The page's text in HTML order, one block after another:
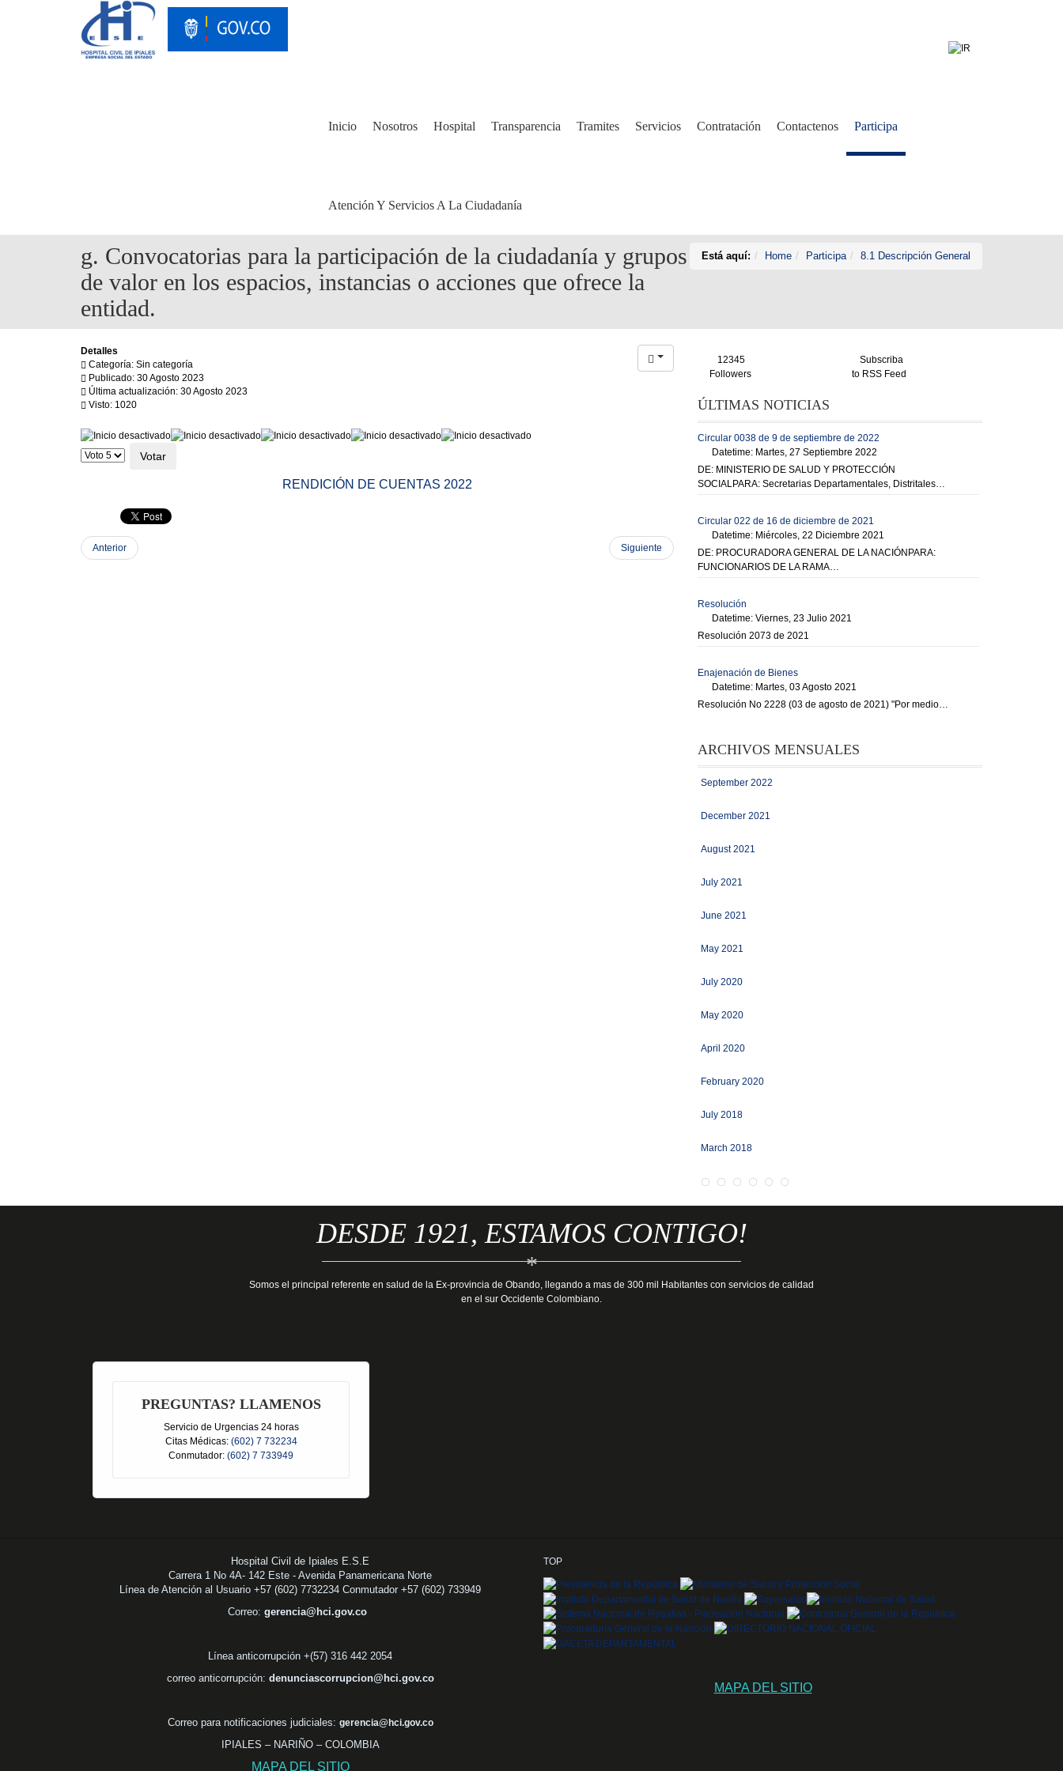
Inicio Nosotros Hospital Transparencia Tramites Servicios Contratación Contactenos Participa
Atención Y Servicios A La Ciudadanía
Está aquí: Home Participa 8.1 Descripción General
g. Convocatorias para la participación de la ciudadanía y grupos
de valor en los espacios, instancias o acciones que ofrece la
entidad.
Detalles
Categoría: Sin categoría
Publicado: 30 Agosto 2023
Última actualización: 30 Agosto 2023
Visto: 1020
Ratio:0/5
Por
favor,
RENDICIÓN DE CUENTAS 2022
Anterior Siguiente
12345
Followers
Subscriba
to RSS Feed
ÚLTIMAS NOTICIAS
Circular 0038 de 9 de septiembre de 2022
Datetime: Martes, 27 Septiembre 2022
DE: MINISTERIO DE SALUD Y PROTECCIÓN
SOCIALPARA: Secretarias Departamentales, Distritales…
Circular 022 de 16 de diciembre de 2021
Datetime: Miércoles, 22 Diciembre 2021
DE: PROCURADORA GENERAL DE LA NACIÓNPARA:
FUNCIONARIOS DE LA RAMA…
Resolución
Datetime: Viernes, 23 Julio 2021
Resolución 2073 de 2021
Enajenación de Bienes
Datetime: Martes, 03 Agosto 2021
Resolución No 2228 (03 de agosto de 2021) "Por medio…
ARCHIVOS MENSUALES
September 2022
December 2021
August 2021
July 2021
June 2021
May 2021
July 2020
May 2020
April 2020
February 2020
July 2018
March 2018
DESDE 1921, ESTAMOS CONTIGO!
*
Somos el principal referente en salud de la Ex-provincia de Obando, llegando a mas de 300 mil Habitantes con servicios de calidad
en el sur Occidente Colombiano.
PREGUNTAS? LLAMENOS
Servicio de Urgencias 24 horas
Citas Médicas: (602) 7 732234
Conmutador: (602) 7 733949
Hospital Civil de Ipiales E.S.E
Carrera 1 No 4A- 142 Este - Avenida Panamericana Norte
Línea de Atención al Usuario +57 (602) 7732234 Conmutador +57 (602) 733949
Correo: gerencia@hci.gov.co
Línea anticorrupción +(57) 316 442 2054
correo anticorrupción: denunciascorrupcion@hci.gov.co
Correo para notificaciones judiciales: gerencia@hci.gov.co
IPIALES – NARIÑO – COLOMBIA
MAPA DEL SITIO
TOP
MAPA DEL SITIO